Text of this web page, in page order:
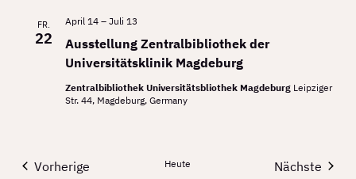
FR.
22
Ausstellung Zentralbibliothek der
Universitätsklinik Magdeburg
April 14– Juli 13
Zentralbibliothek Universitätsbliothek Magdeburg Leipziger
Str. 44, Magdeburg, Germany
Vorherige
Heute
Nächste